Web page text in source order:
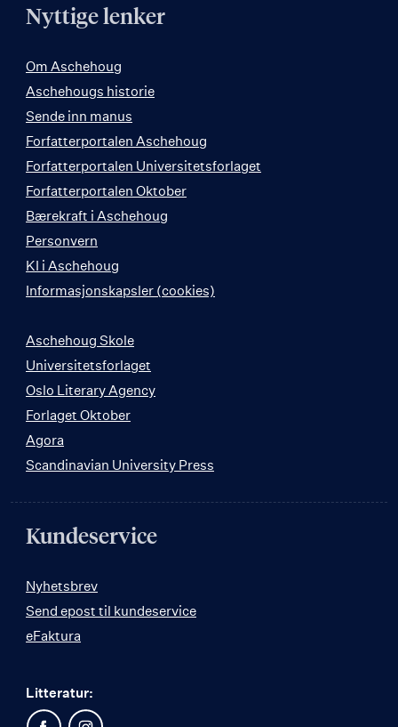
Nyttige lenker
Om Aschehoug
Aschehougs historie
Sende inn manus
Forfatterportalen Aschehoug
Forfatterportalen Universitetsforlaget
Forfatterportalen Oktober
Bærekraft i Aschehoug
Personvern
KI i Aschehoug
Informasjonskapsler (cookies)
Aschehoug Skole
Universitetsforlaget
Oslo Literary Agency
Forlaget Oktober
Agora
Scandinavian University Press
Kundeservice
Nyhetsbrev
Send epost til kundeservice
eFaktura
Litteratur: